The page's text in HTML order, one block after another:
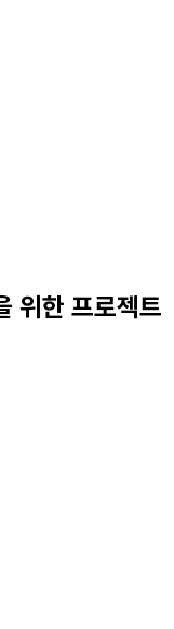
위한 프로젝트